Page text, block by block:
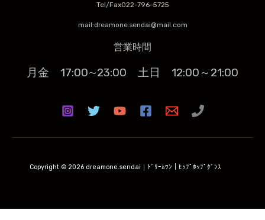
Tel/Fax022-796-5725
mail:dreamone.sendai@mail.com
営業時間
月金 17:00∼23:00 土日 12:00～21:00
Copyright © 2026 dreamone.sendai｜ﾄﾞﾘｰﾑﾜﾝ｜ﾋｯﾌﾟﾎｯﾌﾟﾀﾞﾝｽ